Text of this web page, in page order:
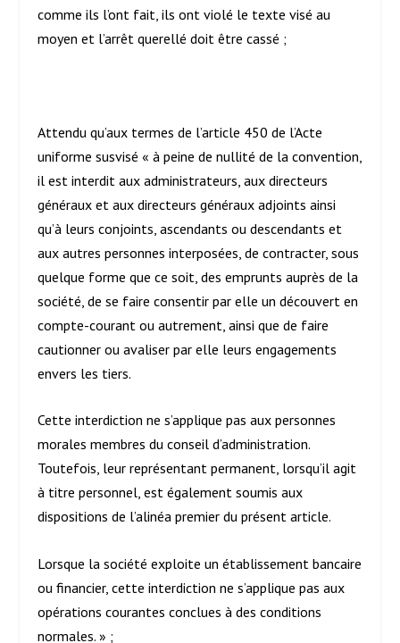
comme ils l’ont fait, ils ont violé le texte visé au
moyen et l’arrêt querellé doit être cassé ;
Attendu qu’aux termes de l’article 450 de l’Acte
uniforme susvisé « à peine de nullité de la convention,
il est interdit aux administrateurs, aux directeurs
généraux et aux directeurs généraux adjoints ainsi
qu’à leurs conjoints, ascendants ou descendants et
aux autres personnes interposées, de contracter, sous
quelque forme que ce soit, des emprunts auprès de la
société, de se faire consentir par elle un découvert en
compte-courant ou autrement, ainsi que de faire
cautionner ou avaliser par elle leurs engagements
envers les tiers.
Cette interdiction ne s’applique pas aux personnes
morales membres du conseil d’administration.
Toutefois, leur représentant permanent, lorsqu’il agit
à titre personnel, est également soumis aux
dispositions de l’alinéa premier du présent article.
Lorsque la société exploite un établissement bancaire
ou financier, cette interdiction ne s’applique pas aux
opérations courantes conclues à des conditions
normales. » ;